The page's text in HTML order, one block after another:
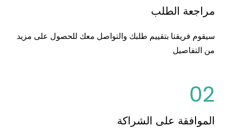
مراجعة الطلب
سيقوم فريقنا بتقييم طلبك والتواصل معك للحصول على مزيد
من التفاصيل
02
الموافقة على الشراكة